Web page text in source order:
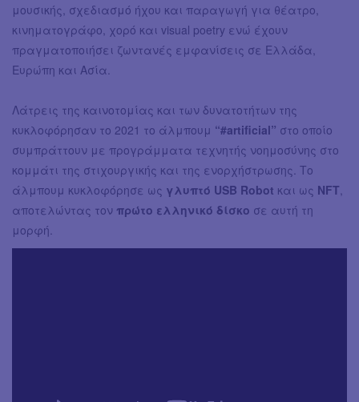
μουσικής, σχεδιασμό ήχου και παραγωγή για θέατρο,
κινηματογράφο, χορό και visual poetry ενώ έχουν
πραγματοποιήσει ζωντανές εμφανίσεις σε Ελλάδα,
Ευρώπη και Ασία.
Λάτρεις της καινοτομίας και των δυνατοτήτων της
κυκλοφόρησαν το 2021 το άλμπουμ “#artificial” στο οποίο
συμπράττουν με προγράμματα τεχνητής νοημοσύνης στο
κομμάτι της στιχουργικής και της ενορχήστρωσης. Το
άλμπουμ κυκλοφόρησε ως γλυπτό USB Robot και ως NFT
αποτελώντας τον πρώτο ελληνικό δίσκο σε αυτή τη
μορφή.